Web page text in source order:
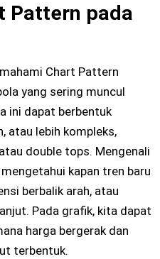
Pattern pada
Chart Pattern
yang sering muncul
ini dapat berbentuk
atau lebih kompleks,
double tops. Mengenali
kapan tren baru
berbalik arah, atau
Pada grafik, kita dapat
harga bergerak dan
terbentuk.